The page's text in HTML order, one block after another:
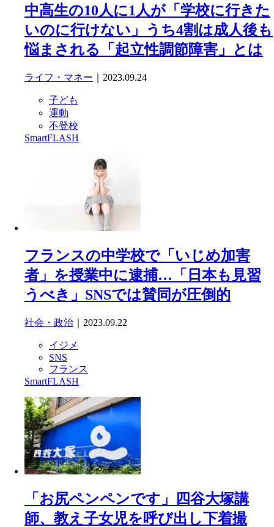
中高生の10人に1人が「学校に行きた
いのに行けない」うち4割は成人後も
悩まされる「起立性調節障害」とは
ライフ・マネー ｜2023.09.24
子ども
運動
不登校
SmartFLASH
フランスの中学校で「いじめ加害
者」を授業中に逮捕…「日本も見習
うべき」SNSでは賛同が圧倒的
社会・政治 ｜2023.09.22
イジメ
SNS
フランス
SmartFLASH
「お尻ペンペンです」四谷大塚講
師、教え子女児を呼び出し下着撮